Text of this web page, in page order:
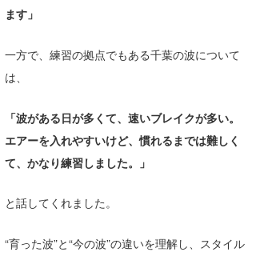
ます」
一方で、練習の拠点でもある千葉の波について
は、
「波がある日が多くて、速いブレイクが多い。
エアーを入れやすいけど、慣れるまでは難しく
て、かなり練習しました。」
と話してくれました。
“育った波”と“今の波”の違いを理解し、スタイル